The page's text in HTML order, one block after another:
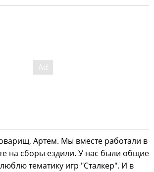
Артем. Мы вместе работали в
на сборы ездили. У нас были общие
тематику игр "Сталкер". И в